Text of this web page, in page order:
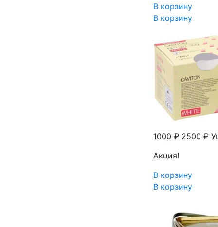
В корзину
В корзину
1000 ₽ 2500 ₽
Акция!
В корзину
В корзину